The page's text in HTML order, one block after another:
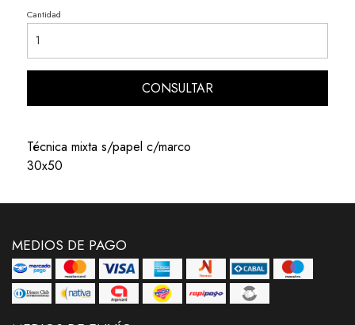
Cantidad
CONSULTAR
Técnica mixta s/papel c/marco
30x50
MEDIOS DE PAGO